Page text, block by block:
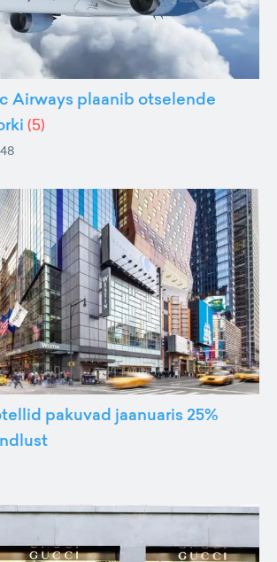
Airways plaanib otselende
(5)
pakuvad jaanuaris 25%